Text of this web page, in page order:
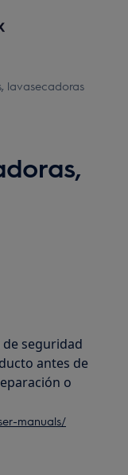
lavasecadoras
seguridad
antes de
o
manuals/